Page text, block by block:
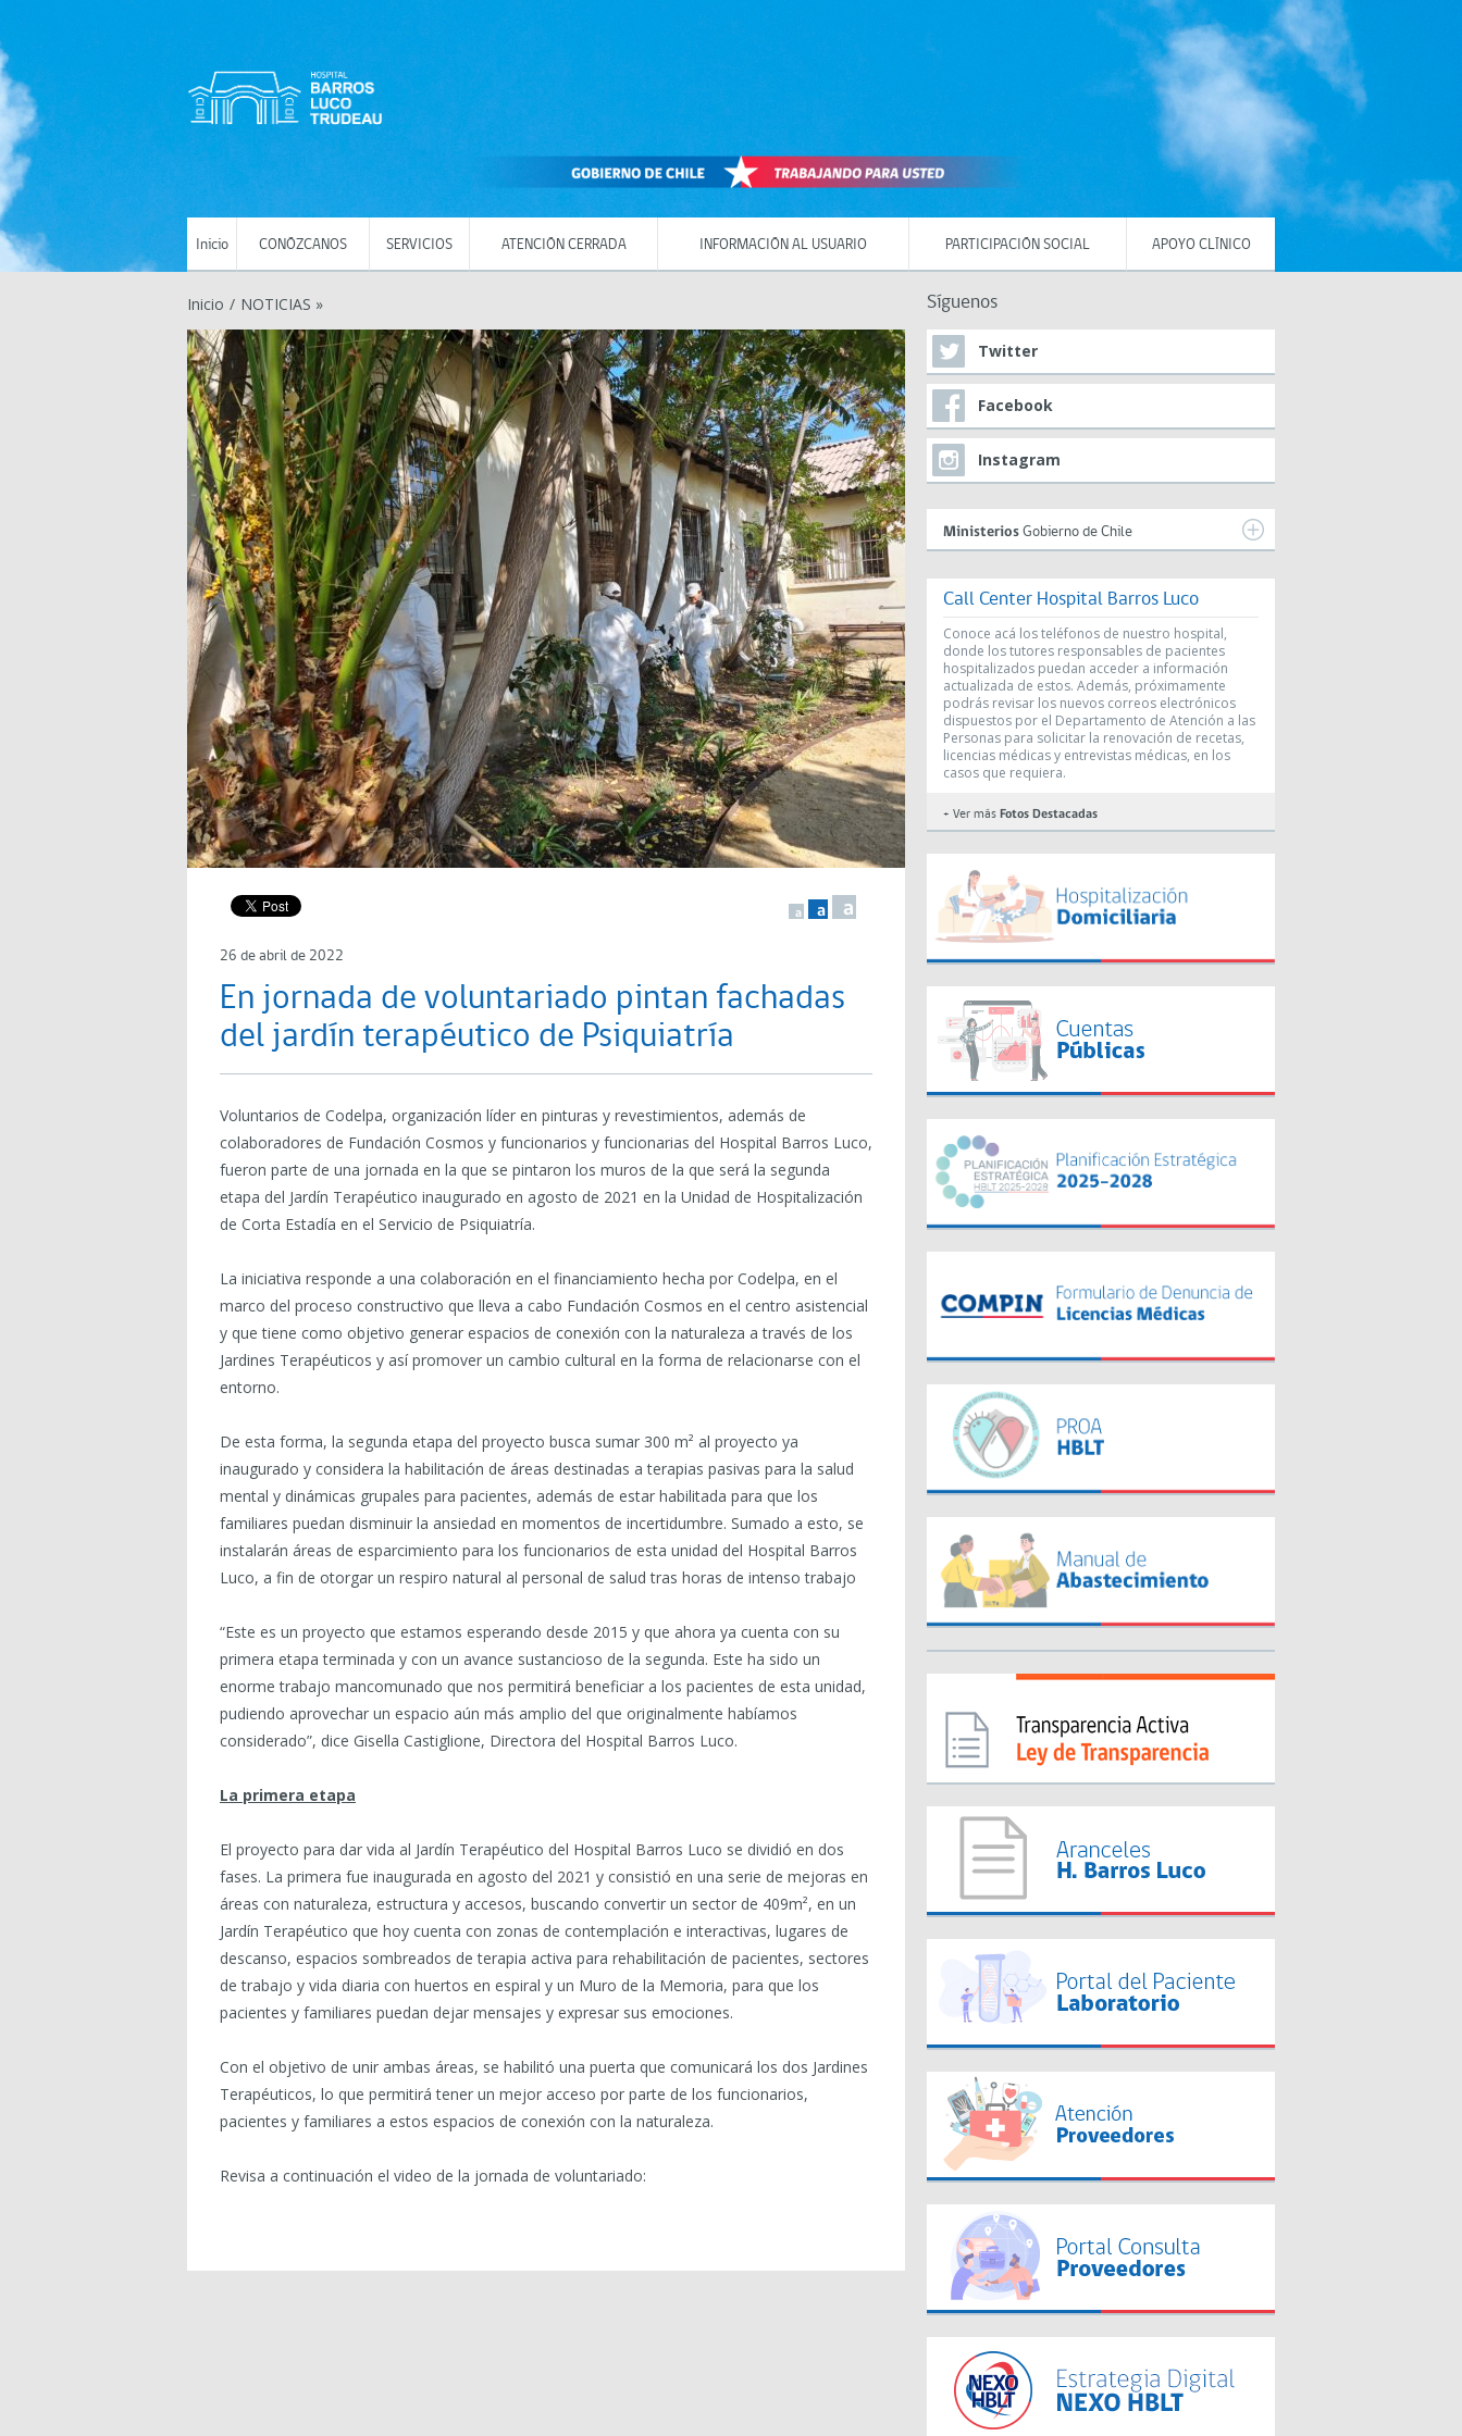
Inicio CONÓZCANOS SERVICIOS ATENCIÓN CERRADA INFORMACIÓN AL USUARIO PARTICIPACIÓN SOCIAL APOYO CLÍNICO
Inicio / NOTICIAS »
a a a
26 de abril de 2022
En jornada de voluntariado pintan fachadas
del jardín terapéutico de Psiquiatría
Voluntarios de Codelpa, organización líder en pinturas y revestimientos, además de
colaboradores de Fundación Cosmos y funcionarios y funcionarias del Hospital Barros Luco,
fueron parte de una jornada en la que se pintaron los muros de la que será la segunda
etapa del Jardín Terapéutico inaugurado en agosto de 2021 en la Unidad de Hospitalización
de Corta Estadía en el Servicio de Psiquiatría.
La iniciativa responde a una colaboración en el financiamiento hecha por Codelpa, en el
marco del proceso constructivo que lleva a cabo Fundación Cosmos en el centro asistencial
y que tiene como objetivo generar espacios de conexión con la naturaleza a través de los
Jardines Terapéuticos y así promover un cambio cultural en la forma de relacionarse con el
entorno.
De esta forma, la segunda etapa del proyecto busca sumar 300 m² al proyecto ya
inaugurado y considera la habilitación de áreas destinadas a terapias pasivas para la salud
mental y dinámicas grupales para pacientes, además de estar habilitada para que los
familiares puedan disminuir la ansiedad en momentos de incertidumbre. Sumado a esto, se
instalarán áreas de esparcimiento para los funcionarios de esta unidad del Hospital Barros
Luco, a fin de otorgar un respiro natural al personal de salud tras horas de intenso trabajo
“Este es un proyecto que estamos esperando desde 2015 y que ahora ya cuenta con su
primera etapa terminada y con un avance sustancioso de la segunda. Este ha sido un
enorme trabajo mancomunado que nos permitirá beneficiar a los pacientes de esta unidad,
pudiendo aprovechar un espacio aún más amplio del que originalmente habíamos
considerado”, dice Gisella Castiglione, Directora del Hospital Barros Luco.
La primera etapa
El proyecto para dar vida al Jardín Terapéutico del Hospital Barros Luco se dividió en dos
fases. La primera fue inaugurada en agosto del 2021 y consistió en una serie de mejoras en
áreas con naturaleza, estructura y accesos, buscando convertir un sector de 409m², en un
Jardín Terapéutico que hoy cuenta con zonas de contemplación e interactivas, lugares de
descanso, espacios sombreados de terapia activa para rehabilitación de pacientes, sectores
de trabajo y vida diaria con huertos en espiral y un Muro de la Memoria, para que los
pacientes y familiares puedan dejar mensajes y expresar sus emociones.
Con el objetivo de unir ambas áreas, se habilitó una puerta que comunicará los dos Jardines
Terapéuticos, lo que permitirá tener un mejor acceso por parte de los funcionarios,
pacientes y familiares a estos espacios de conexión con la naturaleza.
Revisa a continuación el video de la jornada de voluntariado:
Síguenos
Twitter
Facebook
Instagram
Ministerios Gobierno de Chile
Call Center Hospital Barros Luco
Conoce acá los teléfonos de nuestro hospital,
donde los tutores responsables de pacientes
hospitalizados puedan acceder a información
actualizada de estos. Además, próximamente
podrás revisar los nuevos correos electrónicos
dispuestos por el Departamento de Atención a las
Personas para solicitar la renovación de recetas,
licencias médicas y entrevistas médicas, en los
casos que requiera.
+ Ver más Fotos Destacadas